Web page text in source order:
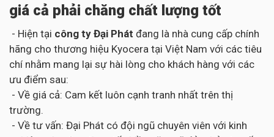
giá cả phải chăng chất lượng tốt
- Hiện tại công ty Đại Phát đang là nhà cung cấp chính
hãng cho thương hiệu Kyocera tại Việt Nam với các tiêu
chí nhằm mang lại sự hài lòng cho khách hàng với các
ưu điểm sau:
- Về giá cả: Cam kết luôn cạnh tranh nhất trên thị
trường.
- Về tư vấn: Đại Phát có đội ngũ chuyên viên với kinh